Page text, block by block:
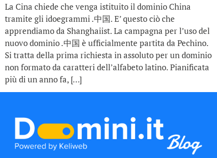
La Cina chiede che venga istituito il dominio China
tramite gli idoegrammi .中国. E’ questo ciò che
apprendiamo da Shanghaiist. La campagna per l’uso del
nuovo dominio .中国 è ufficialmente partita da Pechino.
Si tratta della prima richiesta in assoluto per un dominio
non formato da caratteri dell’alfabeto latino. Pianificata
più di un anno fa, […]